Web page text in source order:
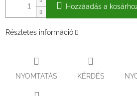
Hozzáadás a
Részletes információ
NYOMTATÁS KÉRDÉS